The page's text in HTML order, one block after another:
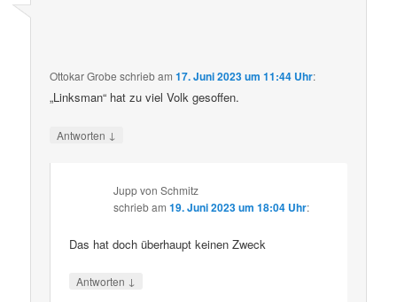
Ottokar Grobe schriebam17. Juni 2023 um 11:44 Uhr:
„Linksman“ hat zu viel Volk gesoffen.
Antworten ↓
Jupp von Schmitz
schriebam19. Juni 2023 um 18:04 Uhr:
Das hat doch überhaupt keinen Zweck
Antworten ↓